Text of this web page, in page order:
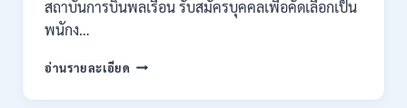
สถาบันการบินพลเรือน รับสมัครบุคคลเพื่อคัดเลือกเป็น
พนักง…
อ่านรายละเอียด สถาบัน
บิน